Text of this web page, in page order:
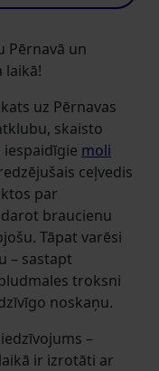
Pērnavā un
laikā!
uz Pērnavas
skaisto
iespaidīgie moli
ceļvedis
par
braucienu
Tāpat varēsi
– sastapt
troksni
noskaņu.
–
ir izrotāti ar